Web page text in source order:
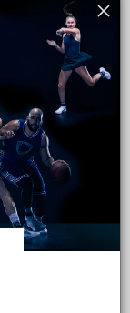
añadido de
un estudio en
El estudio fue
e
demostrar la
en
crónica del tobillo
prueba de
sistema
como